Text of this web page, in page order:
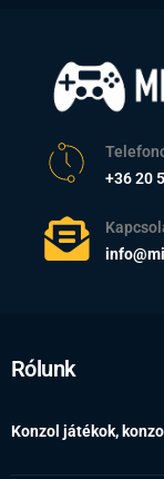
+36 20
Rólunk
Konzol játékok,